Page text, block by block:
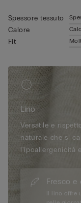
Spessore tessuto
Calore
Fit
Lino
Versatile e
naturale che si
l'ipoallergenicità
Fresco
Il lino offre